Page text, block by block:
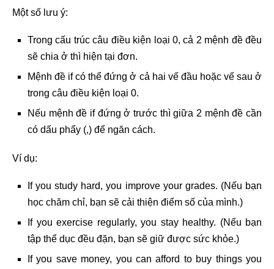
Một số lưu ý:
Trong cấu trúc câu điều kiện loại 0, cả 2 mệnh đề đều
sẽ chia ở thì hiện tại đơn.
Mệnh đề if có thể đứng ở cả hai vế đầu hoặc vế sau ở
trong câu điều kiện loại 0.
Nếu mệnh đề if đứng ở trước thì giữa 2 mệnh đề cần
có dấu phẩy (,) để ngăn cách.
Ví dụ:
If you study hard, you improve your grades. (Nếu bạn
học chăm chỉ, bạn sẽ cải thiện điểm số của mình.)
If you exercise regularly, you stay healthy. (Nếu bạn
tập thể dục đều đặn, bạn sẽ giữ được sức khỏe.)
If you save money, you can afford to buy things you